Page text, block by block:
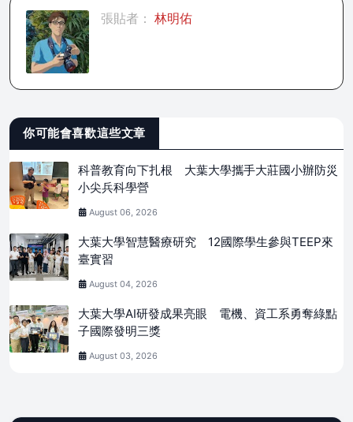
張貼者： 林明佑
你可能會喜歡這些文章
科普教育向下扎根 大葉大學攜手大莊國小辦防災
小尖兵科學營
August 06, 2026
大葉大學智慧醫療研究 12國際學生參與TEEP來
臺實習
August 04, 2026
大葉大學AI研發成果亮眼 電機、資工系勇奪綠點
子國際發明三獎
August 03, 2026